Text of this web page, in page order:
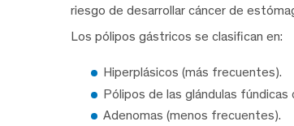
riesgo de desarrollar cáncer de
Los pólipos gástricos se clasifican en:
Hiperplásicos (más frecuentes).
Pólipos de las glándulas
Adenomas (menos frecuentes).